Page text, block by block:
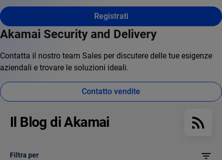
Registrati
Akamai Security and Delivery
Contatta il nostro team Sales per discutere delle tue esigenze
aziendali e trovare le soluzioni ideali.
Contatto vendite
Il Blog di Akamai
Filtra per